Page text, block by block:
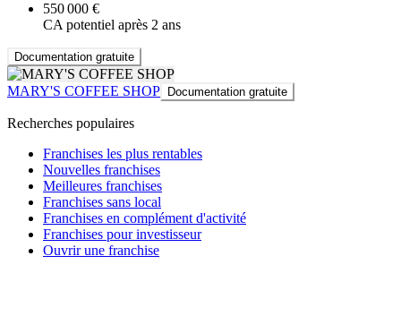
550 000 €
CA potentiel après 2 ans
Documentation gratuite
MARY'S COFFEE SHOP Documentation gratuite
Recherches populaires
Franchises les plus rentables
Nouvelles franchises
Meilleures franchises
Franchises sans local
Franchises en complément d'activité
Franchises pour investisseur
Ouvrir une franchise